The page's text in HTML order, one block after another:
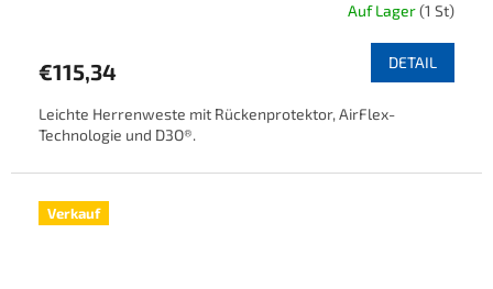
Auf Lager(1 St)
€115,34 DETAIL
Leichte Herrenweste mit Rückenprotektor, AirFlex-
Technologie und D3O®.
Verkauf